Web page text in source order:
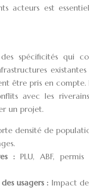
acteurs est
spécificités qui
être pris en
avec les
un projet.
densité de
: PLU, ABF,
usagers : Impact